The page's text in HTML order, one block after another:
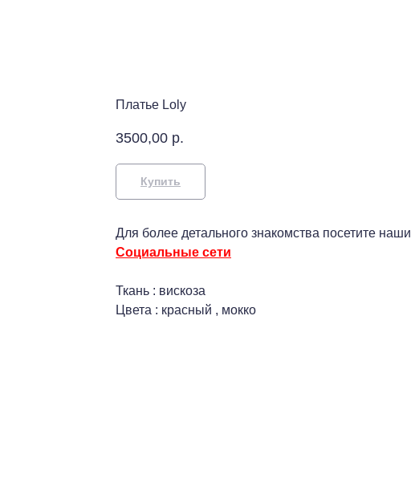
Платье Loly
3500,00 р.
Купить
Для более детального знакомства посетите наши
Социальные сети
Ткань : вискоза
Цвета : красный , мокко